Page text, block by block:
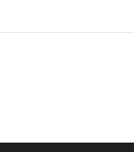
CCW 2026